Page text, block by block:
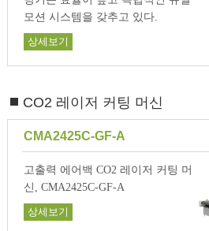
모션 시스템을 갖추고 있다.
상세보기
CO2 레이저 커팅 머신
CMA2425C-GF-A
고출력 에어백 CO2 레이저 커팅 머
신, CMA2425C-GF-A
상세보기